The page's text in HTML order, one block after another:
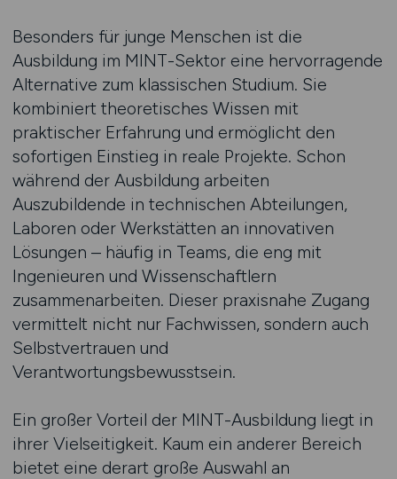
Besonders für junge Menschen ist die
Ausbildung im MINT-Sektor eine hervorragende
Alternative zum klassischen Studium. Sie
kombiniert theoretisches Wissen mit
praktischer Erfahrung und ermöglicht den
sofortigen Einstieg in reale Projekte. Schon
während der Ausbildung arbeiten
Auszubildende in technischen Abteilungen,
Laboren oder Werkstätten an innovativen
Lösungen – häufig in Teams, die eng mit
Ingenieuren und Wissenschaftlern
zusammenarbeiten. Dieser praxisnahe Zugang
vermittelt nicht nur Fachwissen, sondern auch
Selbstvertrauen und
Verantwortungsbewusstsein.
Ein großer Vorteil der MINT-Ausbildung liegt in
ihrer Vielseitigkeit. Kaum ein anderer Bereich
bietet eine derart große Auswahl an